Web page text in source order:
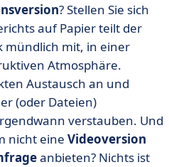
? Stellen Sie sich
auf Papier teilt der
mündlich mit, in einer
Atmosphäre.
Austausch an und
(oder Dateien)
verstauben. Und
nicht eine Videoversion
anbieten? Nichts ist